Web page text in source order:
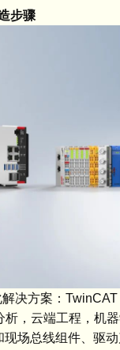
步骤
决方案：TwinCAT
，云端工程，机
场总线组件、驱